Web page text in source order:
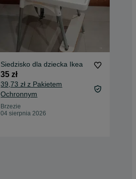
Siedzisko dla dziecka Ikea
35 zł
39,73 zł z Pakietem
Ochronnym
Brzezie
04 sierpnia 2026